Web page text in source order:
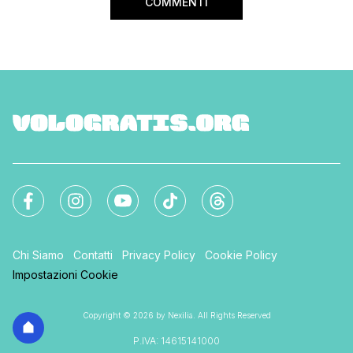
Chi Siamo Contatti Privacy Policy
Cookie Policy
Impostazioni Cookie
Copyright © 2026 by Nexilia. All Rights Reserved
P.IVA: 14615141000